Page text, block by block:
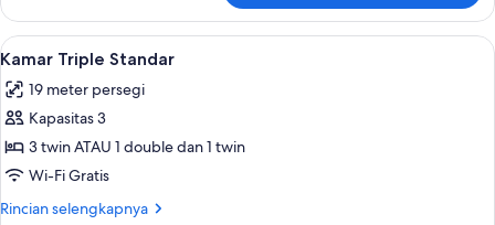
Tempat
Tidur
Double
atau
2
Tempat
Tidur
Twin
Kamar
Double
atau
Superior,
Tidur
Double
2
Lihat
semua
foto
untuk
Kamar
Triple
Standar
Meja kerja, setrika/meja setrika, Wi-
6
Kamar Triple Standar
19 meter persegi
Kapasitas 3
3 twin ATAU 1 double dan 1 twin
Wi-Fi Gratis
Rincian selengkapnya
Rincian